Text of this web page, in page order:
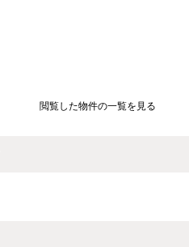
閲覧した物件の一覧を見る